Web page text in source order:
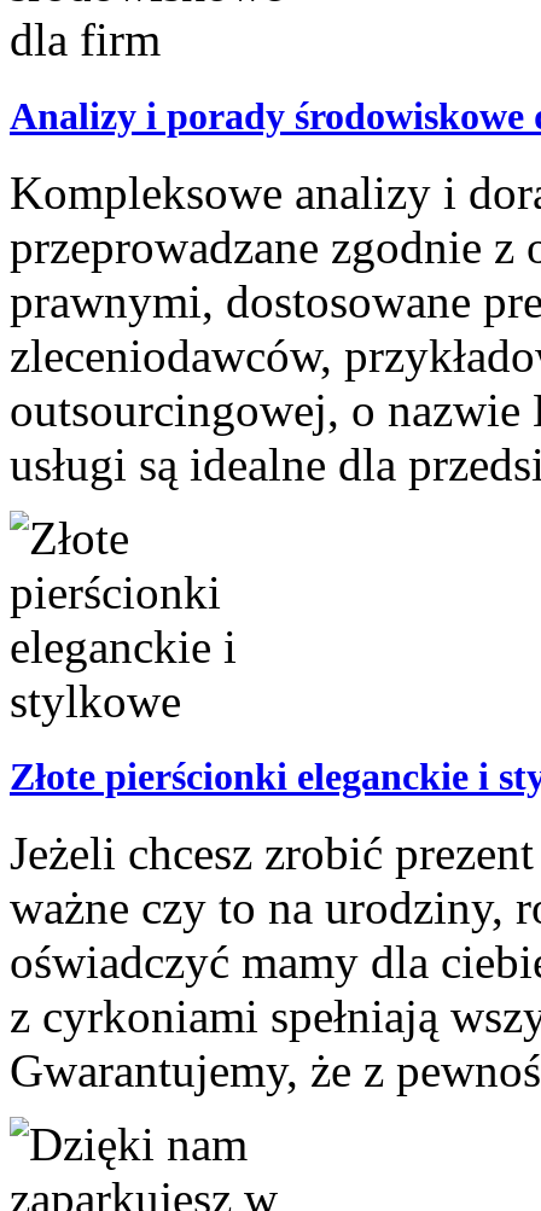
Analizy i porady
Kompleksowe analizy i
przeprowadzane zgodnie
prawnymi, dostosowane
zleceniodawców,
outsourcingowej, o nazwie
usługi są idealne dla
Złote pierścionki eleganckie i
Jeżeli chcesz zrobić
ważne czy to na urodziny,
oświadczyć mamy dla
z cyrkoniami spełniają
Gwarantujemy, że z